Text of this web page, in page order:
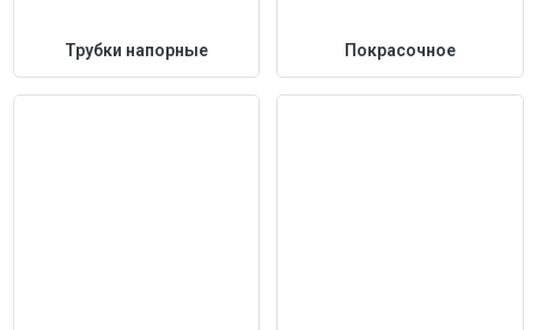
Трубки напорные Покрасочное